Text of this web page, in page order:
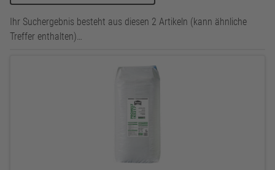
Ihr Suchergebnis besteht aus diesen 2 Artikeln (kann ähnliche
Treffer enthalten)…